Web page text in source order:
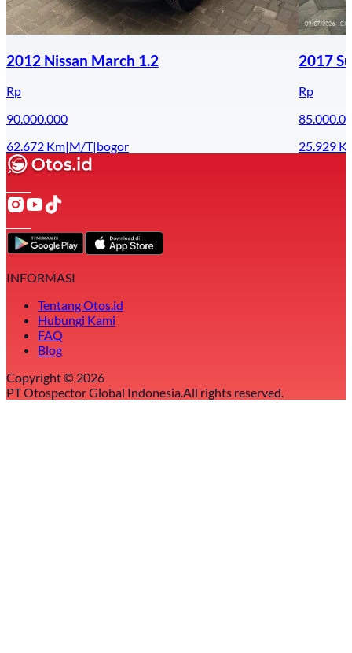
2012 Nissan March 1.2
Rp
90.000.000
62.672 Km|M/T|bogor
2017
Rp
25.929
INFORMASI
Tentang Otos.id
Hubungi Kami
FAQ
Blog
Copyright © 2026
PT Otospector Global Indonesia.All rights reserved.